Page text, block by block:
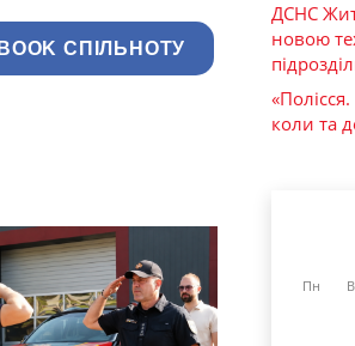
СПІЛЬНОТУ
ДСНС
новою
коли та
Пн